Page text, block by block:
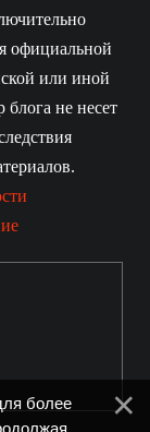
официальной
или иной
блога не несет
более